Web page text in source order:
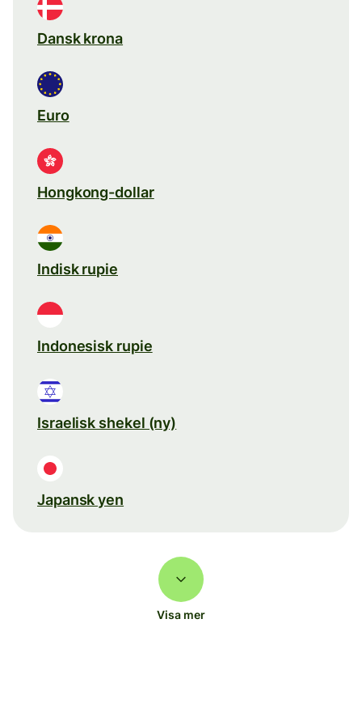
Dansk krona
Euro
Hongkong-dollar
Indisk rupie
Indonesisk rupie
Israelisk shekel (ny)
Japansk yen
Visa mer